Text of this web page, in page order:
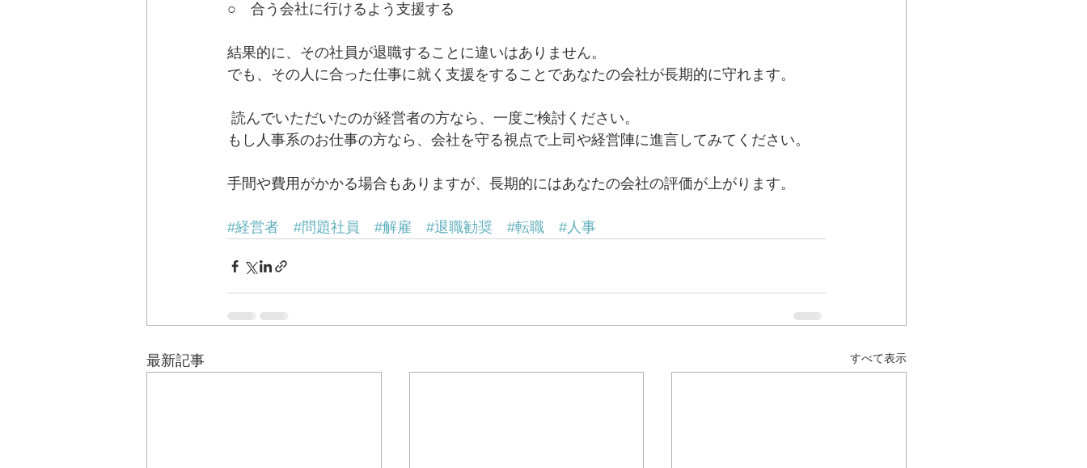
○　合う会社に行けるよう支援する
結果的に、その社員が退職することに違いはありません。
でも、その人に合った仕事に就く支援をすることであなたの会社が長期的に守れます。
読んでいただいたのが経営者の方なら、一度ご検討ください。
もし人事系のお仕事の方なら、会社を守る視点で上司や経営陣に進言してみてください。
手間や費用がかかる場合もありますが、長期的にはあなたの会社の評価が上がります。
#経営者 #問題社員 #解雇 #退職勧奨 #転職 #人事
最新記事 すべて表示